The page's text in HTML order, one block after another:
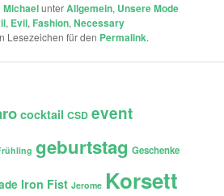
MichaelunterAllgemein, Unsere Mode
, Evil, Fashion,Necessary
Lesezeichen für den Permalink.
cocktail CSD event
geburtstag Geschenke
Iron Fist Jerome Korsett